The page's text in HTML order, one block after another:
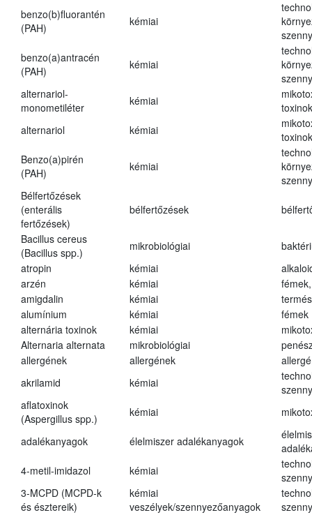
benzo(b)fluorantén
(PAH)
kémiai
benzo(a)antracén
(PAH)
kémiai
alternariol-
monometiléter
kémiai
toxinok
alternariol
kémiai
toxinok
Benzo(a)pirén
(PAH)
kémiai
Bélfertőzések
(enterális
fertőzések)
bélfertőzések
Bacillus cereus
(Bacillus spp.)
mikrobiológiai
atropin
kémiai
arzén
kémiai
amigdalin
kémiai
alumínium
kémiai
fémek
alternária toxinok
kémiai
Alternaria alternata
mikrobiológiai
allergének
allergének
akrilamid
kémiai
aflatoxinok
(Aspergillus spp.)
kémiai
adalékanyagok élelmiszer adalékanyagok
4-metil-imidazol
kémiai
3-MCPD (MCPD-k
és észtereik)
kémiai
veszélyek/szennyezőanyagok